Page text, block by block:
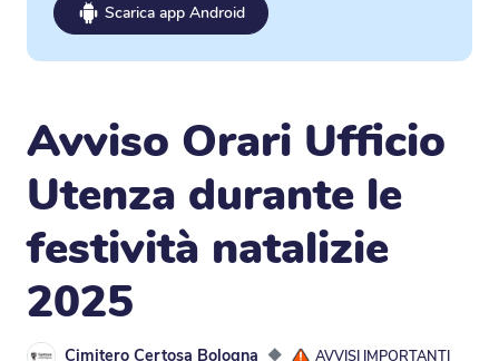
Scarica app Android
Avviso Orari Ufficio
Utenza durante le
festività natalizie
2025
Cimitero Certosa Bologna ◆
AVVISI IMPORTANTI